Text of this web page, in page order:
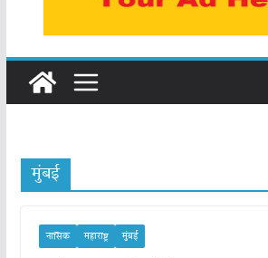
मुंबई
नासिक महाराष्ट्र मुंबई